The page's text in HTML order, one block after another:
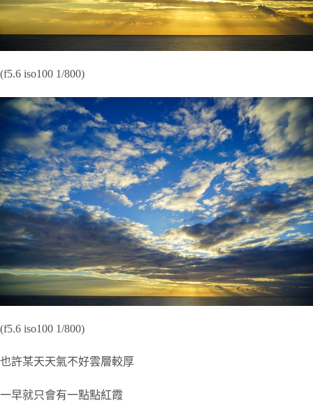
(f5.6 iso100 1/800)
(f5.6 iso100 1/800)
也許某天天氣不好雲層較厚
一早就只會有一點點紅霞